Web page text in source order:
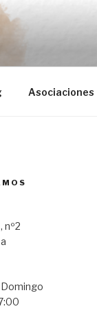
Asociaciones
nº2